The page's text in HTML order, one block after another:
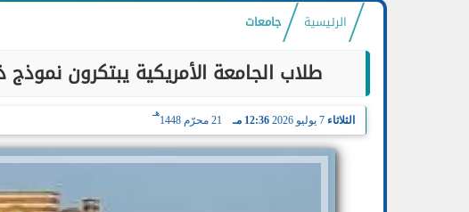
الرئيسية جامعات
طلاب الجامعة الأمريكية يبتكرون
الثلاثاء 7 يوليو 2026 12:36 مـ 21 محرّم 1448
هـ